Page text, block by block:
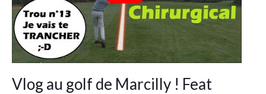
Vlog au golf de Marcilly ! Feat